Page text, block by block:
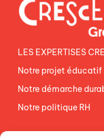
LES EXPERTISES
Notre projet éducatif
Notre démarche
Notre politique RH